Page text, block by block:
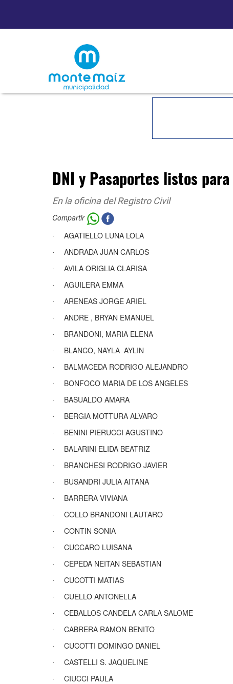
DNI y Pasaportes listos
En la oficina del Registro Civil
Compartir
· AGATIELLO LUNA LOLA
· ANDRADA JUAN CARLOS
· AVILA ORIGLIA CLARISA
· AGUILERA EMMA
· ARENEAS JORGE ARIEL
· ANDRE , BRYAN EMANUEL
· BRANDONI, MARIA ELENA
· BLANCO, NAYLA AYLIN
· BALMACEDA RODRIGO ALEJANDRO
· BONFOCO MARIA DE LOS ANGELES
· BASUALDO AMARA
· BERGIA MOTTURA ALVARO
· BENINI PIERUCCI AGUSTINO
· BALARINI ELIDA BEATRIZ
· BRANCHESI RODRIGO JAVIER
· BUSANDRI JULIA AITANA
· BARRERA VIVIANA
· COLLO BRANDONI LAUTARO
· CONTIN SONIA
· CUCCARO LUISANA
· CEPEDA NEITAN SEBASTIAN
· CUCOTTI MATIAS
· CUELLO ANTONELLA
· CEBALLOS CANDELA CARLA SALOME
· CABRERA RAMON BENITO
· CUCOTTI DOMINGO DANIEL
· CASTELLI S. JAQUELINE
· CIUCCI PAULA